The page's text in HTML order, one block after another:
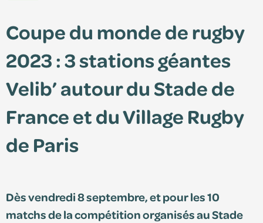
Édition 2025
Édition 2024
Espace adhérent
Coupe du monde de rugby
2023 : 3 stations géantes
Velib’ autour du Stade de
France et du Village Rugby
de Paris
Dès vendredi 8 septembre, et pour les 10
matchs de la compétition organisés au Stade